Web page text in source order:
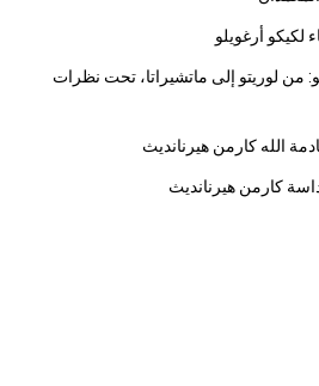
لكيكو أرغويلو
من لوريتو إلى ماتشيراتا، تحت نظرات
الله كارمن هيرنانديث
كارمن هيرنانديث